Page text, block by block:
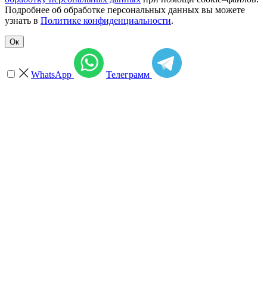
Подробнее об обработке персональных данных вы можете
узнать в Политике конфиденциальности.
Ок
WhatsApp Телеграмм